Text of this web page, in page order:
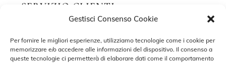
Gestisci Consenso Cookie
Per fornire le migliori esperienze, utilizziamo tecnologie come i cookie per
memorizzare e/o accedere alle informazioni del dispositivo. Il consenso a
queste tecnologie ci permetterà di elaborare dati come il comportamento
SERVIZIO CLIENTI
Contatti